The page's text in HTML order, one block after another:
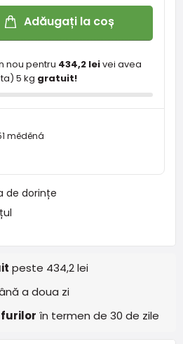
Adăugați la coș
nou pentru 434,2 leivei avea
5 kg gratuit!
měděná
de dorințe
peste 434,2 lei
a doua zi
în termen de 30 de zile